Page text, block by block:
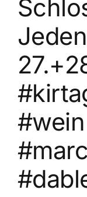
#wein